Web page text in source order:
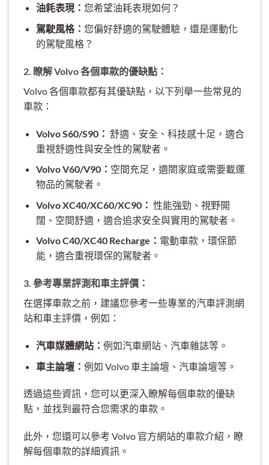
油耗表現： 您希望油耗表現如何？
駕駛風格： 您偏好舒適的駕駛體驗，還是運動化
的駕駛風格？
2. 瞭解 Volvo 各個車款的優缺點：
Volvo 各個車款都有其優缺點，以下列舉一些常見的
車款：
Volvo S60/S90： 舒適、安全、科技感十足，適合
重視舒適性與安全性的駕駛者。
Volvo V60/V90： 空間充足，適閤家庭或需要載運
物品的駕駛者。
Volvo XC40/XC60/XC90： 性能強勁、視野開
闊、空間舒適，適合追求安全與實用的駕駛者。
Volvo C40/XC40 Recharge： 電動車款，環保節
能，適合重視環保的駕駛者。
3. 參考專業評測和車主評價：
在選擇車款之前，建議您參考一些專業的汽車評測網
站和車主評價，例如：
汽車媒體網站： 例如汽車網站、汽車雜誌等。
車主論壇： 例如 Volvo 車主論壇、汽車論壇等。
透過這些資訊，您可以更深入瞭解每個車款的優缺
點，並找到最符合您需求的車款。
此外，您還可以參考 Volvo 官方網站的車款介紹，瞭
解每個車款的詳細資訊。